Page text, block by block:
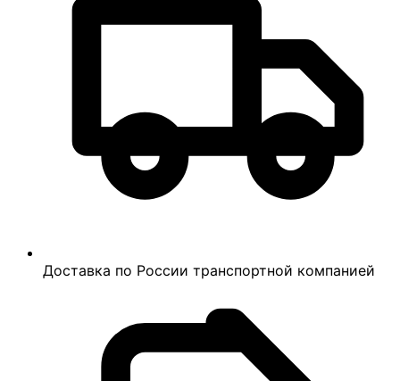
Доставка по России транспортной компанией